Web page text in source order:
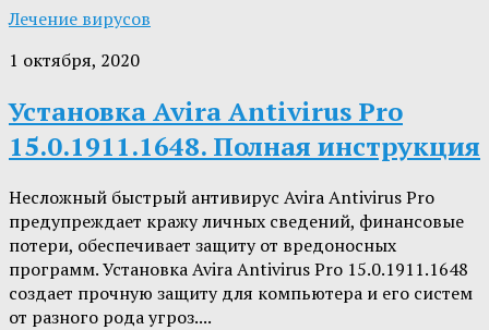
Лечение вирусов
1 октября, 2020
Установка Avira Antivirus Pro
15.0.1911.1648. Полная инструкция
Несложный быстрый антивирус Avira Antivirus Pro
предупреждает кражу личных сведений, финансовые
потери, обеспечивает защиту от вредоносных
программ. Установка Avira Antivirus Pro 15.0.1911.1648
создает прочную защиту для компьютера и его систем
от разного рода угроз....